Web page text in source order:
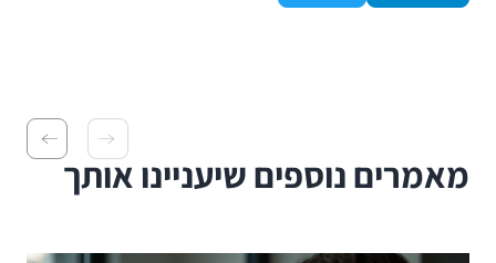
מאמרים נוספים שיעניינו אותך